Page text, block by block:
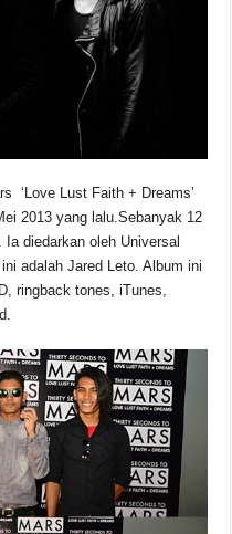
‘Love Lust Faith + Dreams’
2013 yang lalu.Sebanyak 12
diedarkan oleh Universal
adalah Jared Leto. Album ini
ringback tones, iTunes,